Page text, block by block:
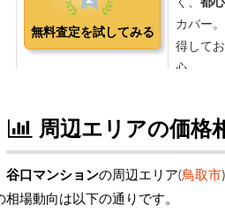
周辺エリアの価格
谷口マンションの周辺エリア(鳥取市
相場動向は以下の通りです。